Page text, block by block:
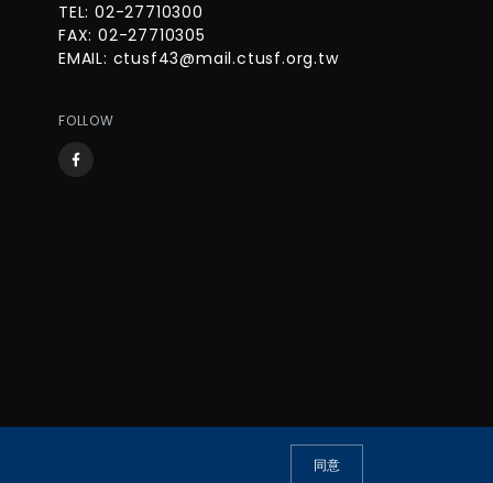
TEL: 02-27710300
FAX: 02-27710305
EMAIL: ctusf43@mail.ctusf.org.tw
FOLLOW
同意